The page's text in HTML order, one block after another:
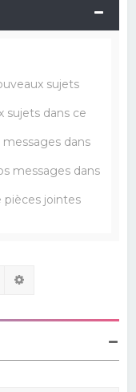
sujets
sujets dans ce
dans
messages dans
pièces jointes
Rechercher